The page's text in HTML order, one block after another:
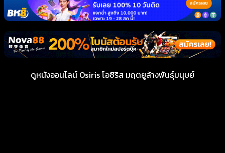
ดูหนังออนไลน์ Osiris โอซิริส มฤตยูล้างพันธุ์มนุษย์